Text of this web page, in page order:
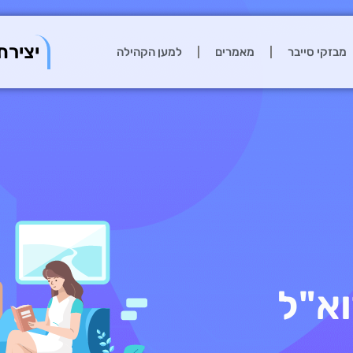
מבזקי סייבר מאמרים למען הקהילה